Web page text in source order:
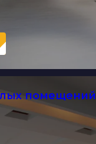
помещений